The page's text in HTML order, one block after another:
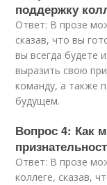
поддержку
Ответ: В прозе
сказав, что вы
вы всегда будете
выразить свою
команду, а также
будущем.
Вопрос 4: Как
Ответ: В прозе
коллеге, сказав,